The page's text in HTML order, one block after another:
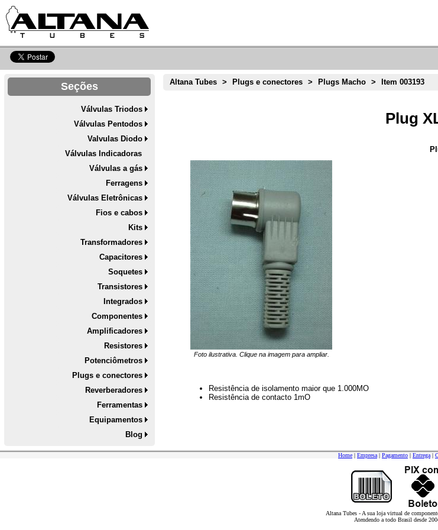
Seções
Válvulas Triodos
Válvulas Pentodos
Valvulas Diodo
Válvulas Indicadoras
Válvulas a gás
Ferragens
Válvulas Eletrônicas
Fios e cabos
Kits
Transformadores
Capacitores
Soquetes
Transistores
Integrados
Componentes
Amplificadores
Resistores
Potenciômetros
Plugs e conectores
Reverberadores
Ferramentas
Equipamentos
Blog
Altana Tubes > Plugs e conectores > Plugs Macho > Item 003193
Plug
Foto ilustrativa. Clique na imagem para ampliar.
Resistência de isolamento maior que 1.000MO
Resistência de contacto 1mO
Home | Empresa | Pagamento | Entrega |
Altana Tubes - A sua loja virtual de
Atendendo a todo Brasil desde